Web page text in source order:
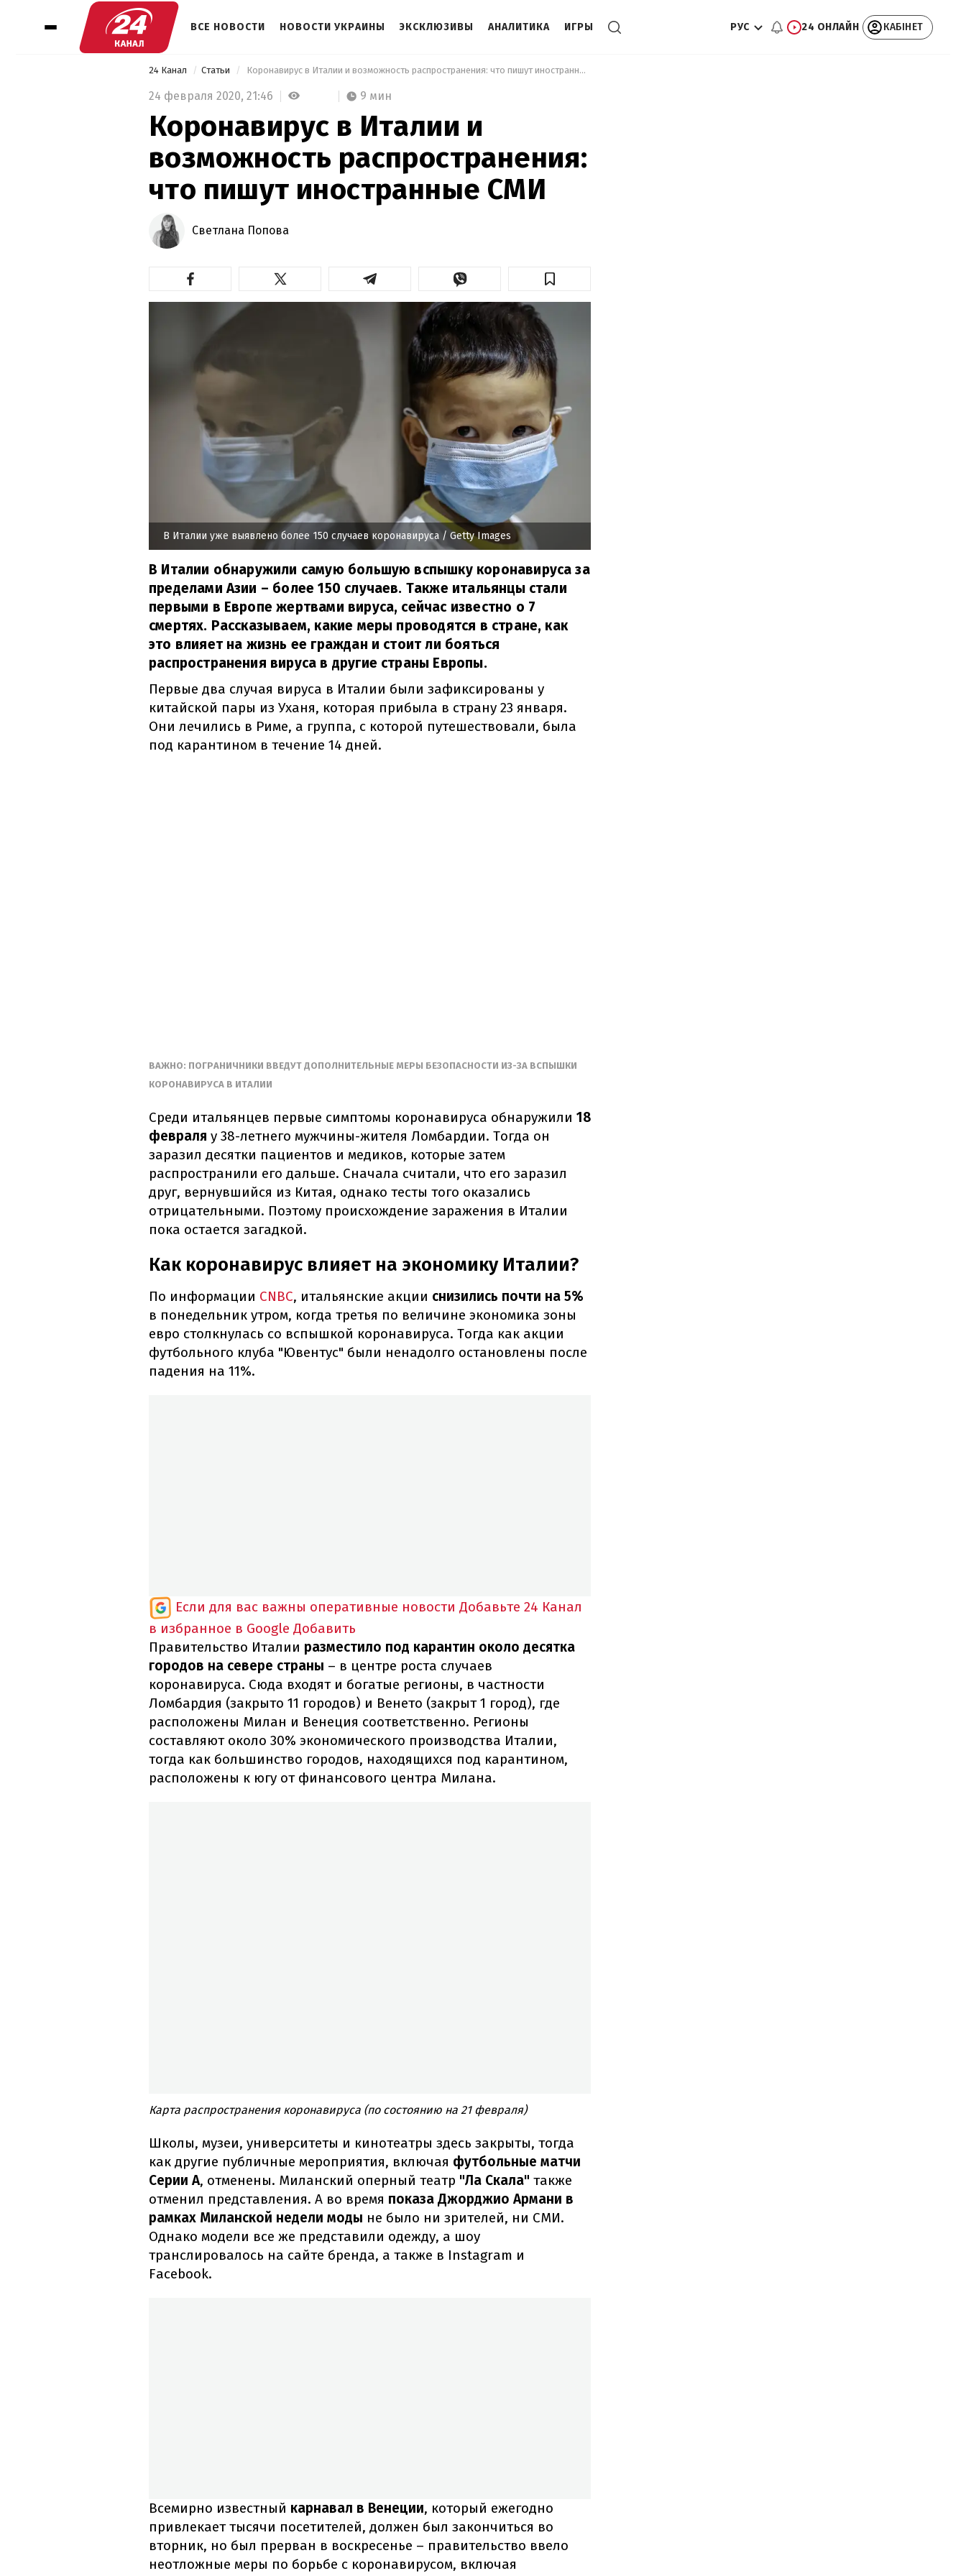
ВСЕ НОВОСТИ НОВОСТИ УКРАИНЫ ЭКСКЛЮЗИВЫ АНАЛИТИКА ИГРЫ РУС 24 ОНЛАЙН КАБІНЕТ
24 Канал Статьи Коронавирус в Италии и возможность распространения: что пишут иностранные СМИ
24 февраля 2020, 21:46 9 мин
Коронавирус в Италии и
возможность распространения:
что пишут иностранные СМИ
Светлана Попова
В Италии уже выявлено более 150 случаев коронавируса / Getty Images
В Италии обнаружили самую большую вспышку коронавируса за
пределами Азии – более 150 случаев. Также итальянцы стали
первыми в Европе жертвами вируса, сейчас известно о 7
смертях. Рассказываем, какие меры проводятся в стране, как
это влияет на жизнь ее граждан и стоит ли бояться
распространения вируса в другие страны Европы.
Первые два случая вируса в Италии были зафиксированы у
китайской пары из Уханя, которая прибыла в страну 23 января.
Они лечились в Риме, а группа, с которой путешествовали, была
под карантином в течение 14 дней.
ВАЖНО: ПОГРАНИЧНИКИ ВВЕДУТ ДОПОЛНИТЕЛЬНЫЕ МЕРЫ БЕЗОПАСНОСТИ ИЗ-ЗА ВСПЫШКИ
КОРОНАВИРУСА В ИТАЛИИ
Среди итальянцев первые симптомы коронавируса обнаружили 18
февраля у 38-летнего мужчины-жителя Ломбардии. Тогда он
заразил десятки пациентов и медиков, которые затем
распространили его дальше. Сначала считали, что его заразил
друг, вернувшийся из Китая, однако тесты того оказались
отрицательными. Поэтому происхождение заражения в Италии
пока остается загадкой.
Как коронавирус влияет на экономику Италии?
По информации CNBC, итальянские акции снизились почти на 5%
в понедельник утром, когда третья по величине экономика зоны
евро столкнулась со вспышкой коронавируса. Тогда как акции
футбольного клуба "Ювентус" были ненадолго остановлены после
падения на 11%.
Если для вас важны оперативные новости Добавьте 24 Канал
в избранное в Google Добавить
Правительство Италии разместило под карантин около десятка
городов на севере страны – в центре роста случаев
коронавируса. Сюда входят и богатые регионы, в частности
Ломбардия (закрыто 11 городов) и Венето (закрыт 1 город), где
расположены Милан и Венеция соответственно. Регионы
составляют около 30% экономического производства Италии,
тогда как большинство городов, находящихся под карантином,
расположены к югу от финансового центра Милана.
Карта распространения коронавируса (по состоянию на 21 февраля)
Школы, музеи, университеты и кинотеатры здесь закрыты, тогда
как другие публичные мероприятия, включая футбольные матчи
Серии А, отменены. Миланский оперный театр "Ла Скала" также
отменил представления. А во время показа Джорджио Армани в
рамках Миланской недели моды не было ни зрителей, ни СМИ.
Однако модели все же представили одежду, а шоу
транслировалось на сайте бренда, а также в Instagram и
Facebook.
Всемирно известный карнавал в Венеции, который ежегодно
привлекает тысячи посетителей, должен был закончиться во
вторник, но был прерван в воскресенье – правительство ввело
неотложные меры по борьбе с коронавирусом, включая